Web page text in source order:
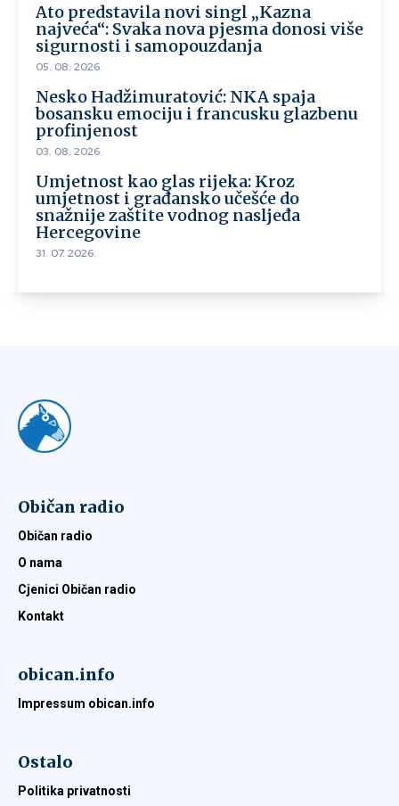
Ato predstavila novi singl „Kazna
najveća“: Svaka nova pjesma donosi više
sigurnosti i samopouzdanja
05. 08. 2026.
Nesko Hadžimuratović: NKA spaja
bosansku emociju i francusku glazbenu
profinjenost
03. 08. 2026.
Umjetnost kao glas rijeka: Kroz
umjetnost i građansko učešće do
snažnije zaštite vodnog nasljeđa
Hercegovine
31. 07. 2026.
Običan radio
Običan radio
O nama
Cjenici Običan radio
Kontakt
obican.info
Impressum obican.info
Ostalo
Politika privatnosti